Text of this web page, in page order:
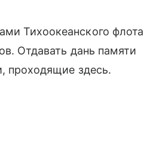
Тихоокеанского флота
Отдавать дань памяти
проходящие здесь.